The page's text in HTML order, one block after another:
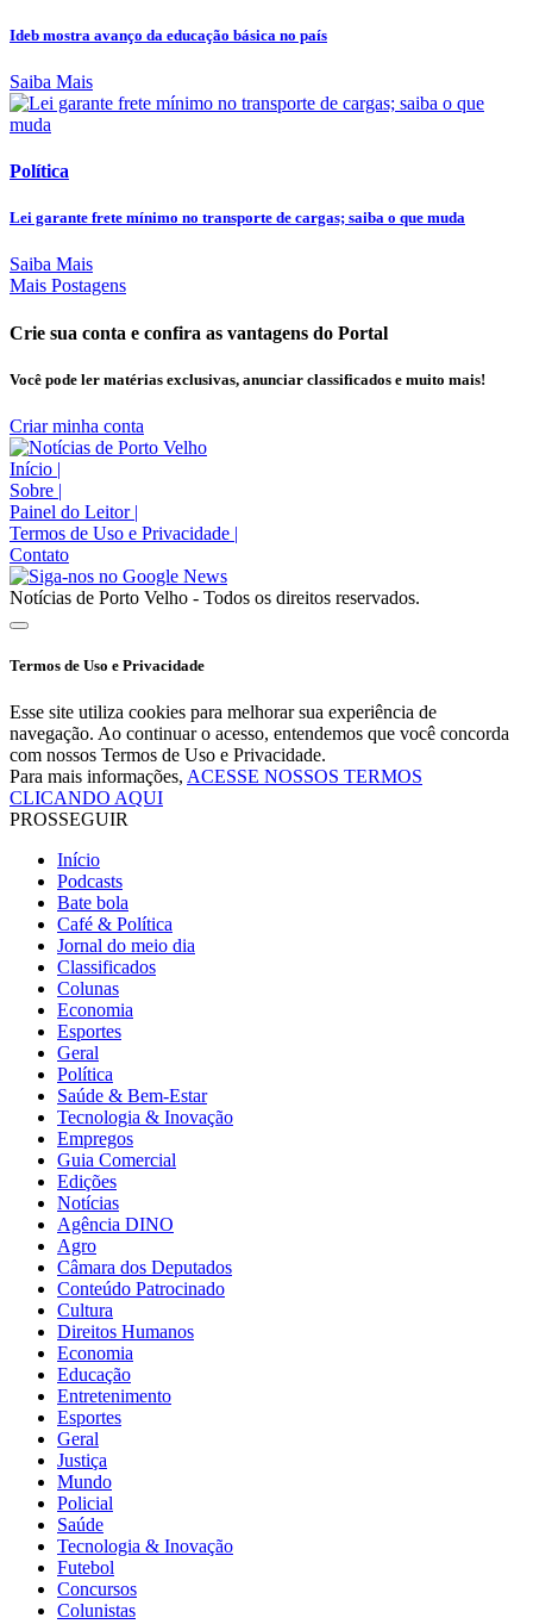
Ideb mostra avanço da educação básica no país
Saiba Mais
Política
Lei garante frete mínimo no transporte de cargas; saiba o que muda
Saiba Mais
Mais Postagens
Crie sua conta e confira as vantagens do Portal
Você pode ler matérias exclusivas, anunciar classificados e muito mais!
Criar minha conta
Início |
Sobre |
Painel do Leitor |
Termos de Uso e Privacidade |
Contato
Notícias de Porto Velho - Todos os direitos reservados.
Termos de Uso e Privacidade
Esse site utiliza cookies para melhorar sua experiência de
navegação. Ao continuar o acesso, entendemos que você concorda
com nossos Termos de Uso e Privacidade.
Para mais informações, ACESSE NOSSOS TERMOS
CLICANDO AQUI
PROSSEGUIR
Início
Podcasts
Bate bola
Café & Política
Jornal do meio dia
Classificados
Colunas
Economia
Esportes
Geral
Política
Saúde & Bem-Estar
Tecnologia & Inovação
Empregos
Guia Comercial
Edições
Notícias
Agência DINO
Agro
Câmara dos Deputados
Conteúdo Patrocinado
Cultura
Direitos Humanos
Economia
Educação
Entretenimento
Esportes
Geral
Justiça
Mundo
Policial
Saúde
Tecnologia & Inovação
Futebol
Concursos
Colunistas